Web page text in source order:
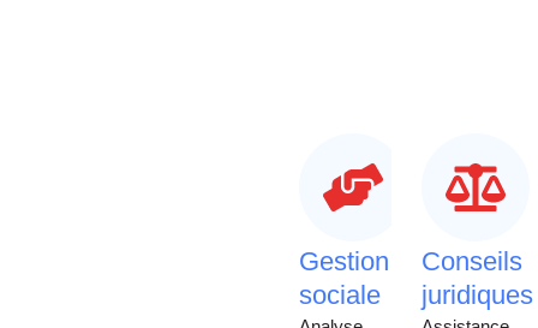
Gestion
sociale
Conseils
juridiques